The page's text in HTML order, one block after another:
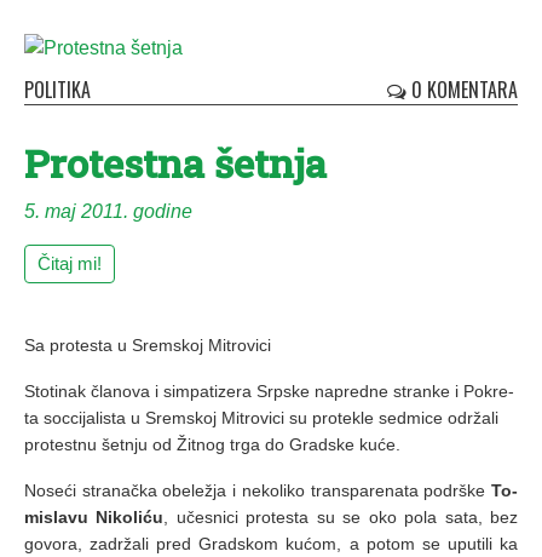
POLITIKA 0 KOMENTARA
Protestna šetnja
5. maj 2011. godine
Čitaj mi!
Sa protesta u Sremskoj Mitrovici
Sto­ti­nak čla­no­va i sim­pa­ti­ze­ra Srp­ske na­pred­ne stran­ke i Po­kre­
ta soc­ci­ja­li­sta u Srem­skoj Mi­tro­vi­ci su pro­te­kle sed­mi­ce odr­ža­li
pro­test­nu šet­nju od Žit­nog tr­ga do Grad­ske ku­će.
No­se­ći stra­nač­ka obe­lež­ja i ne­ko­li­ko tran­spa­re­na­ta po­dr­ške To­
mi­sla­vu Ni­ko­li­ću , uče­sni­ci pro­te­sta su se oko po­la sa­ta, bez
go­vo­ra, za­dr­ža­li pred Grad­skom ku­ćom, a po­tom se upu­ti­li ka